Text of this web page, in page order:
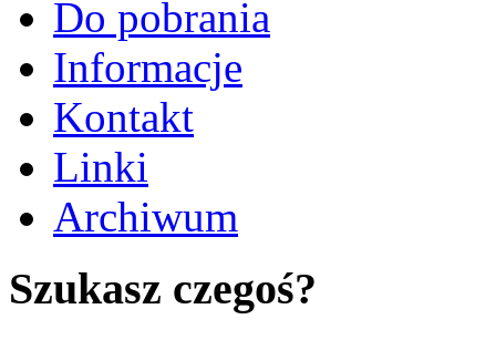
Do pobrania
Informacje
Kontakt
Linki
Archiwum
Szukasz czegoś?